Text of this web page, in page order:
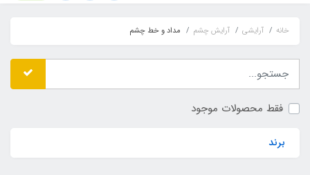
خانه آرایشی آرایش چشم مداد و خط چشم
فقط محصولات موجود
برند